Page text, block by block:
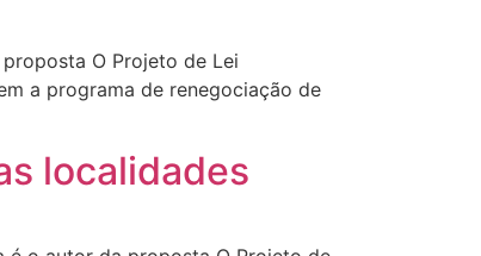
O Projeto de Lei
a programa de renegociação de
localidades